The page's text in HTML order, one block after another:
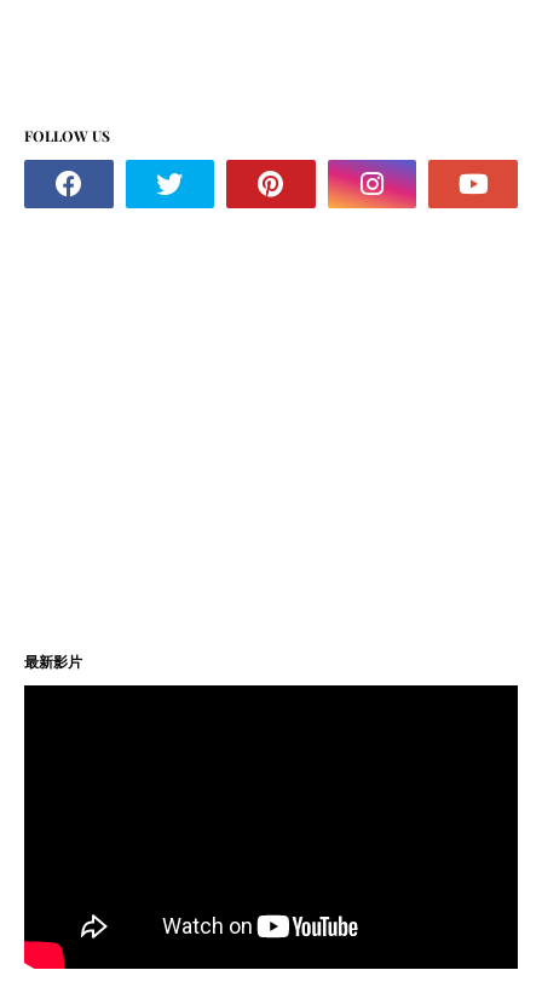
FOLLOW US
最新影片